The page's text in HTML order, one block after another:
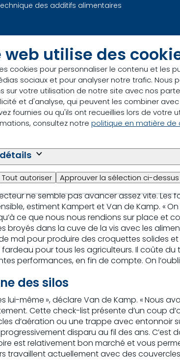
web utilise des
cookies pour personnaliser le contenu et les
sociaux et pour analyser notre trafic. Nous
sur votre utilisation de notre site avec nos
et d'analyse, qui peuvent les combiner
fournies ou qu'ils ont recueillies lors de votre
consultez notre politique en matière de
Tout autoriser Approuver la sélection ci-dessus
des additifs alimentaires
se cachent
se former dans le système de vis
systèmes et les composants qui
nécessitent une attention et une hygiène
restent dans le silo pendant
aussi à vos chaînes. Les champignons
nombreux problèmes
ne semble pas avancer assez vite. Les
estiment Kampert et Van de Kamp. «
ce que nous nous rendions sur place et
dans la cuve de la vis avec les
mal pour produire des croquettes solides
pour tous les agriculteurs. Il coûte
performances, en fin de compte. On
des silos
même », déclare Van de Kamp. « Nous
Cette check-list présente d’un coup
d’aération ou une trappe avec entonnoir
progressivement disparu au fil des ans.
est relativement bon marché et vous
travaillent actuellement avec des